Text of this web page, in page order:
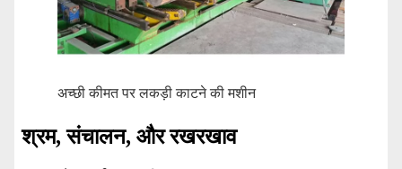
अच्छी कीमत पर लकड़ी काटने की मशीन
श्रम, संचालन, और रखरखाव